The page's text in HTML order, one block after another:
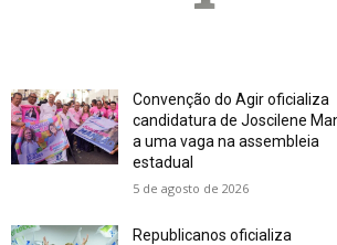
Convenção do Agir oficializa
candidatura de Joscilene
a uma vaga na assembleia
estadual
5 de agosto de 2026
Republicanos oficializa